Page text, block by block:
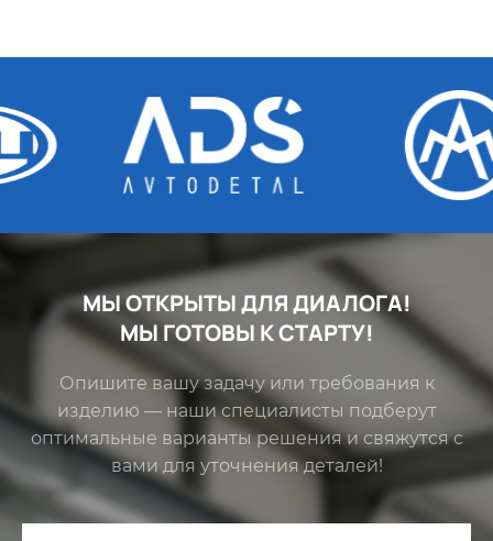
МЫ ОТКРЫТЫ ДЛЯ ДИАЛОГА!
МЫ ГОТОВЫ К СТАРТУ!
Опишите вашу задачу или требования к
изделию — наши специалисты подберут
оптимальные варианты решения и свяжутся с
вами для уточнения деталей!